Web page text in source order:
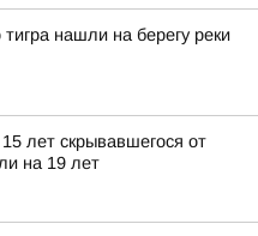
тигра нашли на берегу реки
лет скрывавшегося от
на 19 лет